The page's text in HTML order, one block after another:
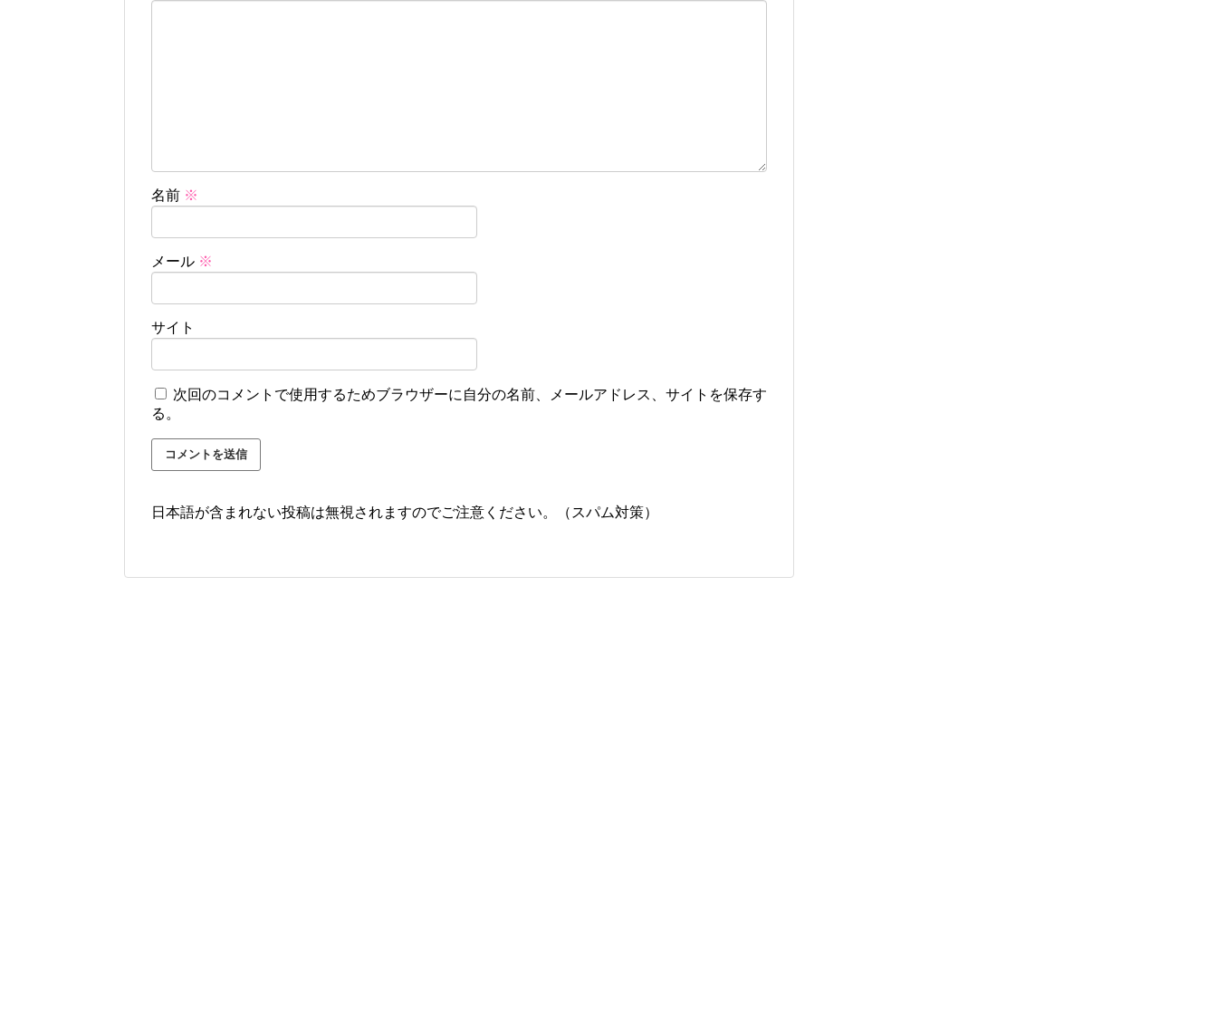
名前 ※
メール ※
サイト
次回のコメントで使用するためブラウザーに自分の名前、メールアドレス、サイトを保存す
る。
日本語が含まれない投稿は無視されますのでご注意ください。（スパム対策）